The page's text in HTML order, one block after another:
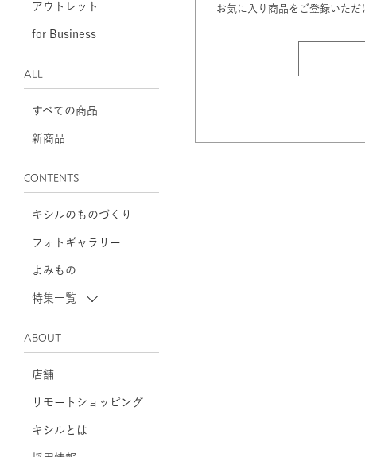
アウトレット
for Business
ALL
すべての商品
新商品
CONTENTS
キシルのものづくり
フォトギャラリー
よみもの
特集一覧
ABOUT
店舗
リモートショッピング
キシルとは
お気に入り商品をご登録いただ